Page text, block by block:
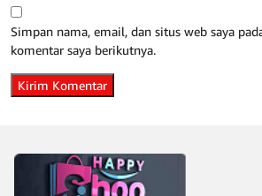
Simpan nama, email, dan situs web saya
komentar saya berikutnya.